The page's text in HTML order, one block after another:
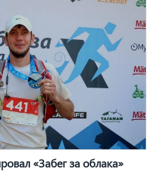
«Забег за облака»